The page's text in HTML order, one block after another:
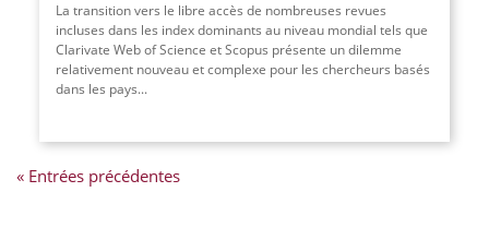
La transition vers le libre accès de nombreuses revues
incluses dans les index dominants au niveau mondial tels que
Clarivate Web of Science et Scopus présente un dilemme
relativement nouveau et complexe pour les chercheurs basés
dans les pays...
« Entrées précédentes